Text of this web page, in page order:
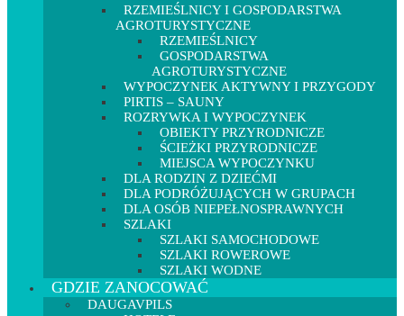
RZEMIEŚLNICY I GOSPODARSTWA
AGROTURYSTYCZNE
RZEMIEŚLNICY
GOSPODARSTWA
AGROTURYSTYCZNE
WYPOCZYNEK AKTYWNY I PRZYGODY
PIRTIS – SAUNY
ROZRYWKA I WYPOCZYNEK
OBIEKTY PRZYRODNICZE
ŚCIEŻKI PRZYRODNICZE
MIEJSCA WYPOCZYNKU
DLA RODZIN Z DZIEĆMI
DLA PODRÓŻUJĄCYCH W GRUPACH
DLA OSÓB NIEPEŁNOSPRAWNYCH
SZLAKI
SZLAKI SAMOCHODOWE
SZLAKI ROWEROWE
SZLAKI WODNE
GDZIE ZANOCOWAĆ
DAUGAVPILS